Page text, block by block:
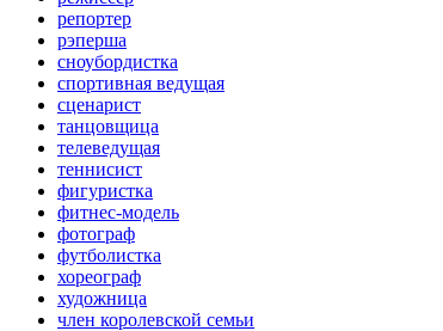
репортер
рэперша
сноубордистка
спортивная ведущая
сценарист
танцовщица
телеведущая
теннисист
фигуристка
фитнес-модель
фотограф
футболистка
хореограф
художница
член королевской семьи